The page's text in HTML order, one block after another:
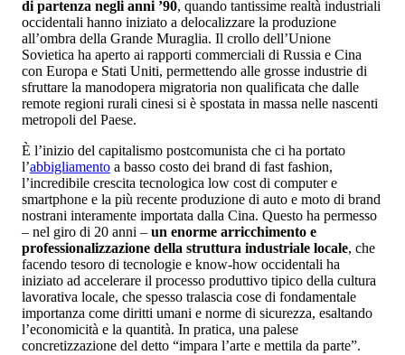
di partenza negli anni ’90, quando tantissime realtà industriali
occidentali hanno iniziato a delocalizzare la produzione
all’ombra della Grande Muraglia. Il crollo dell’Unione
Sovietica ha aperto ai rapporti commerciali di Russia e Cina
con Europa e Stati Uniti, permettendo alle grosse industrie di
sfruttare la manodopera migratoria non qualificata che dalle
remote regioni rurali cinesi si è spostata in massa nelle nascenti
metropoli del Paese.
È l’inizio del capitalismo postcomunista che ci ha portato
l’abbigliamento a basso costo dei brand di fast fashion,
l’incredibile crescita tecnologica low cost di computer e
smartphone e la più recente produzione di auto e moto di brand
nostrani interamente importata dalla Cina. Questo ha permesso
– nel giro di 20 anni – un enorme arricchimento e
professionalizzazione della struttura industriale locale, che
facendo tesoro di tecnologie e know-how occidentali ha
iniziato ad accelerare il processo produttivo tipico della cultura
lavorativa locale, che spesso tralascia cose di fondamentale
importanza come diritti umani e norme di sicurezza, esaltando
l’economicità e la quantità. In pratica, una palese
concretizzazione del detto “impara l’arte e mettila da parte”.